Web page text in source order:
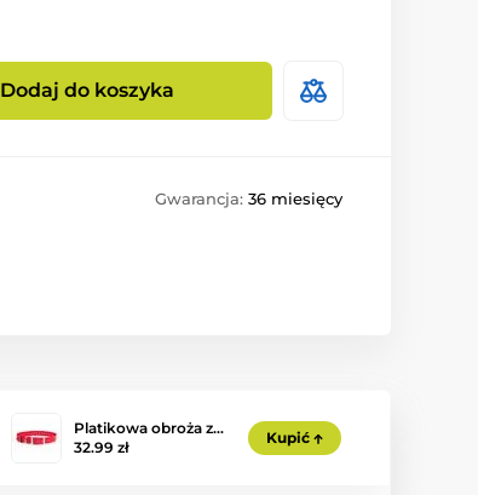
Dodaj do koszyka
Gwarancja: 36 miesięcy
Platikowa obroża z…
32.99 zł
Kupić